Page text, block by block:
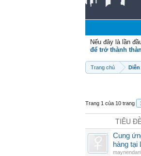
Nếu đây là lần
để trở thành
Trang chủ Diễn
Trang 1 của 10 trang
TIÊU
Cung
hàng tại